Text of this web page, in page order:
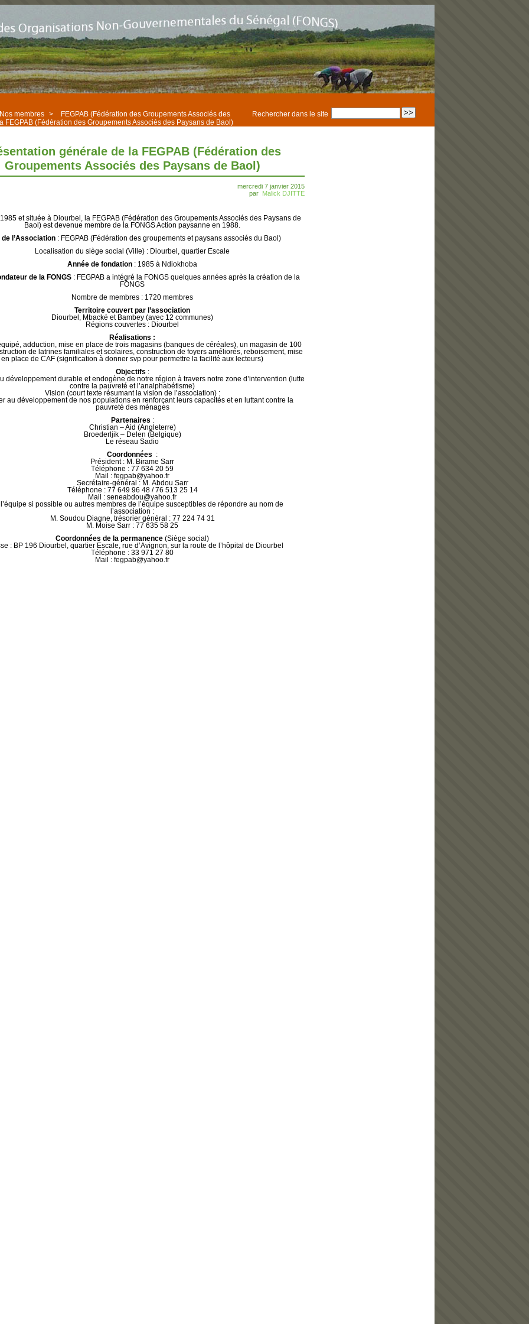
Rechercher dans le site
Nos membres >
FEGPAB (Fédération des Groupements Associés des
FEGPAB (Fédération des Groupements Associés des Paysans de Baol)
générale de la FEGPAB (Fédération des
Groupements Associés des Paysans de Baol)
mercredi 7 janvier 2015
par Malick DJITTE
et située à Diourbel, la FEGPAB (Fédération des Groupements Associés des Paysans de
Baol) est devenue membre de la FONGS Action paysanne en 1988.
de l’Association: FEGPAB (Fédération des groupements et paysans associés du Baol)
Localisation du siège social (Ville) : Diourbel, quartier Escale
Année de fondation : 1985 à Ndiokhoba
de la FONGS: FEGPAB a intégré la FONGS quelques années après la création de la
FONGS
Nombre de membres : 1720 membres
Territoire couvert par l’association
Diourbel, Mbacké et Bambey (avec 12 communes)
Régions couvertes : Diourbel
Réalisations :
adduction, mise en place de trois magasins (banques de céréales), un magasin de 100
de latrines familiales et scolaires, construction de foyers améliorés, reboisement, mise
en place de CAF (signification à donner svp pour permettre la facilité aux lecteurs)
Objectifs :
développement durable et endogène de notre région à travers notre zone d’intervention (lutte
contre la pauvreté et l’analphabétisme)
Vision (court texte résumant la vision de l’association) :
au développement de nos populations en renforçant leurs capacités et en luttant contre la
pauvreté des ménages
Partenaires :
Christian – Aid (Angleterre)
Broederljik – Delen (Belgique)
Le réseau Sadio
Coordonnées :
Président : M. Birame Sarr
Téléphone : 77 634 20 59
Mail : fegpab@yahoo.fr
Secrétaire-général : M. Abdou Sarr
Téléphone : 77 649 96 48 / 76 513 25 14
Mail : seneabdou@yahoo.fr
si possible ou autres membres de l’équipe susceptibles de répondre au nom de
l’association :
M. Soudou Diagne, trésorier général : 77 224 74 31
M. Moise Sarr : 77 635 58 25
Coordonnées de la permanence (Siège social)
: BP 196 Diourbel, quartier Escale, rue d’Avignon, sur la route de l’hôpital de Diourbel
Téléphone : 33 971 27 80
Mail : fegpab@yahoo.fr